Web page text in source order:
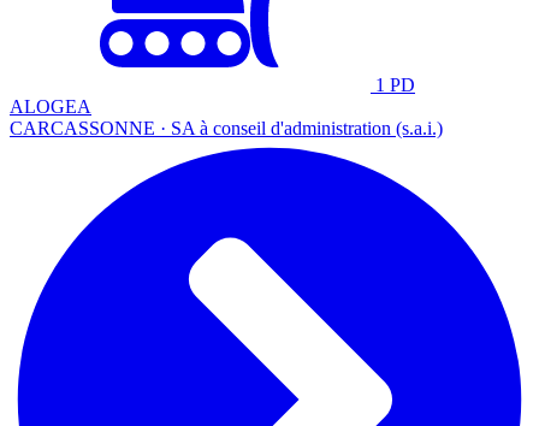
1 PD
ALOGEA
CARCASSONNE · SA à conseil d'administration (s.a.i.)